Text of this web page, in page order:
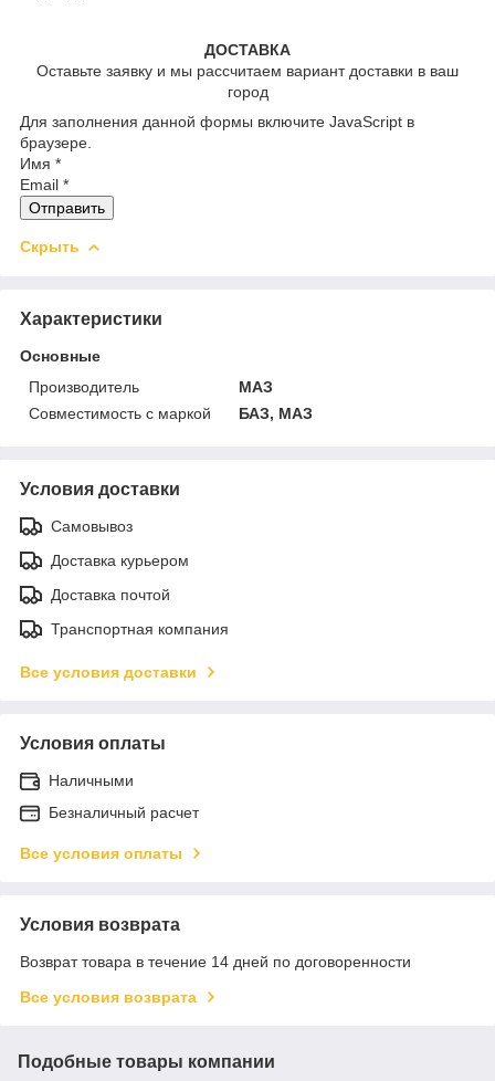
ДОСТАВКА
Оставьте заявку и мы рассчитаем вариант доставки в ваш
город
Для заполнения данной формы включите JavaScript в
браузере.
Имя *
Email *
Отправить
Скрыть
Характеристики
Основные
Производитель
МАЗ
Совместимость с маркой
БАЗ, МАЗ
Условия доставки
Самовывоз
Доставка курьером
Доставка почтой
Транспортная компания
Все условия доставки
Условия оплаты
Наличными
Безналичный расчет
Все условия оплаты
Условия возврата
Возврат товара в течение 14 дней по договоренности
Все условия возврата
Подобные товары компании